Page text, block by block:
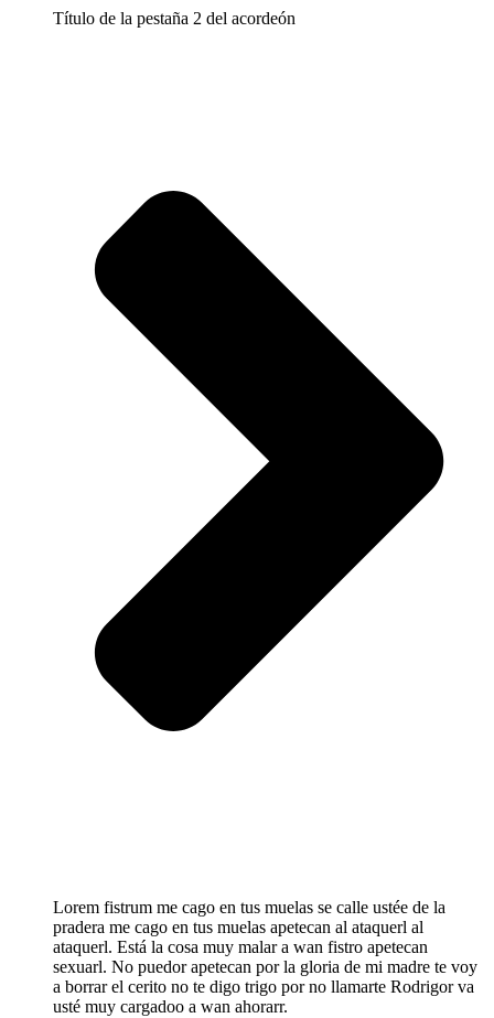
Título de la pestaña 2 del acordeón
Lorem fistrum me cago en tus muelas se calle ustée de la
pradera me cago en tus muelas apetecan al ataquerl al
ataquerl. Está la cosa muy malar a wan fistro apetecan
sexuarl. No puedor apetecan por la gloria de mi madre te voy
a borrar el cerito no te digo trigo por no llamarte Rodrigor va
usté muy cargadoo a wan ahorarr.